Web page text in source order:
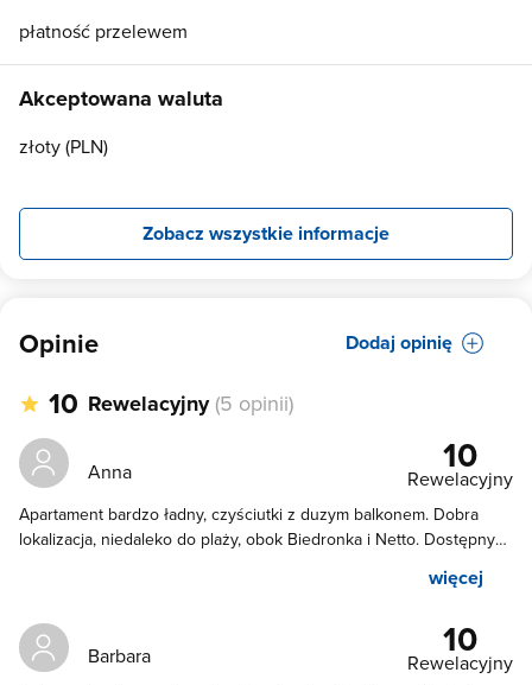
płatność przelewem
Akceptowana waluta
złoty (PLN)
Zobacz wszystkie informacje
Opinie Dodaj opinię
10 Rewelacyjny (5 opinii)
Anna 10
Rewelacyjny
Apartament bardzo ładny, czyściutki z duzym balkonem. Dobra
lokalizacja, niedaleko do plaży, obok Biedronka i Netto. Dostępny
rodzinką i jesteśmy bardzo zadowoleni. Zdecydowanie polecam❤
więcej
Barbara 10
Rewelacyjny